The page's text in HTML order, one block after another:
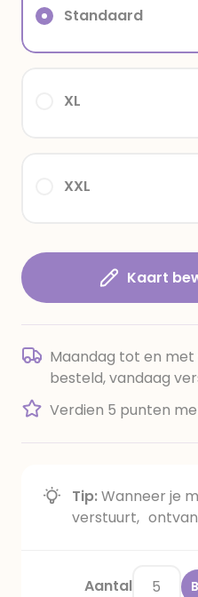
XXL
XL
Standaard
Kaart
Maandag tot en met
besteld, vandaag
Verdien 5 punten
Tip:Wanneer je
verstuurt,
Aantal